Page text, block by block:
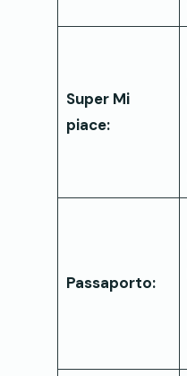
Super Mi
piace:
Passaporto: